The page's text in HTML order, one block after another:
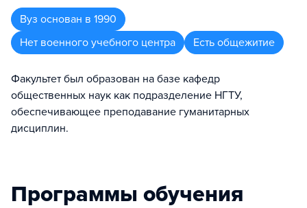
Вуз основан в 1990
Нет военного учебного центра
Есть общежитие
Факультет был образован на базе кафедр
общественных наук как подразделение НГТУ,
обеспечивающее преподавание гуманитарных
дисциплин.
Программы обучения